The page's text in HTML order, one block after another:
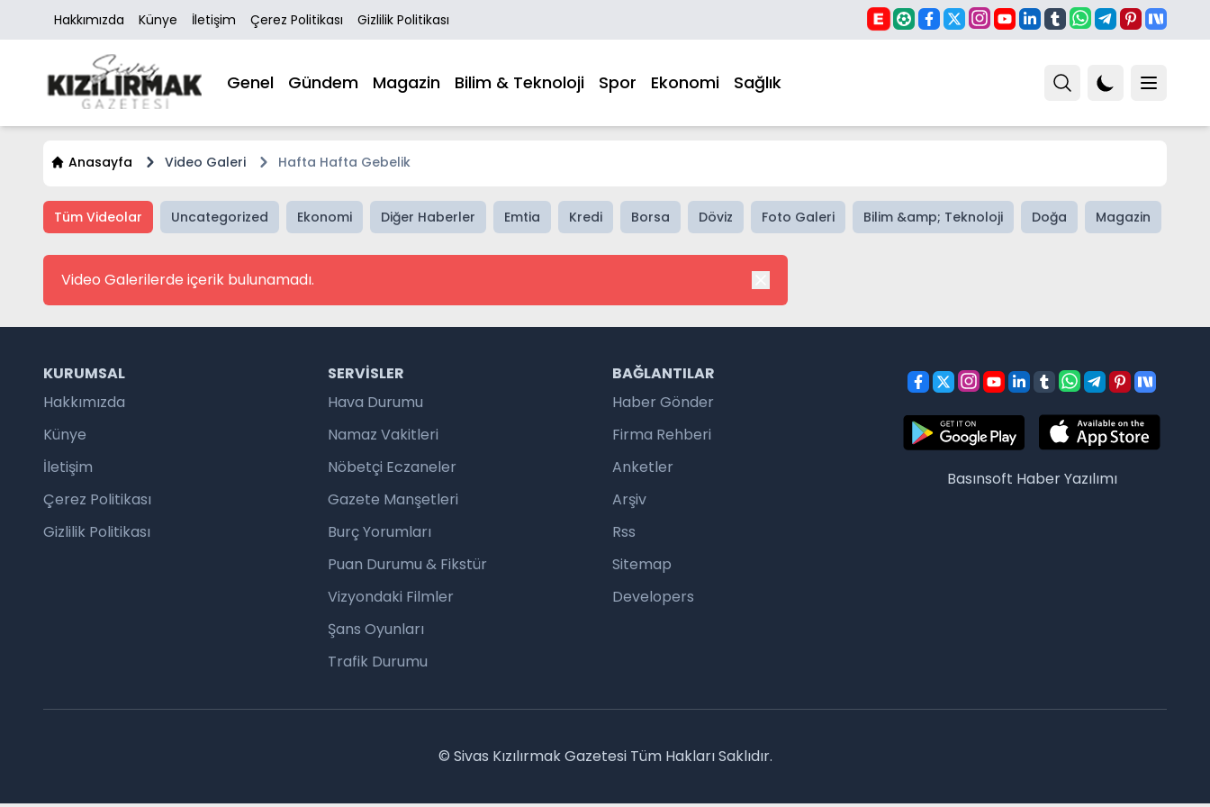
Hakkımızda Künye İletişim Çerez Politikası Gizlilik Politikası
Genel Gündem Magazin Bilim & Teknoloji Spor Ekonomi Sağlık
Anasayfa Video Galeri Hafta Hafta Gebelik
Tüm Videolar Uncategorized Ekonomi Diğer Haberler Emtia Kredi Borsa Döviz Foto Galeri Bilim &amp; Teknoloji Doğa Magazin
Video Galerilerde içerik bulunamadı.
KURUMSAL
Hakkımızda
Künye
İletişim
Çerez Politikası
Gizlilik Politikası
SERVISLER
Hava Durumu
Namaz Vakitleri
Nöbetçi Eczaneler
Gazete Manşetleri
Burç Yorumları
Puan Durumu & Fikstür
Vizyondaki Filmler
Şans Oyunları
Trafik Durumu
BAĞLANTILAR
Haber Gönder
Firma Rehberi
Anketler
Arşiv
Rss
Sitemap
Developers
Basınsoft Haber Yazılımı
© Sivas Kızılırmak Gazetesi Tüm Hakları Saklıdır.